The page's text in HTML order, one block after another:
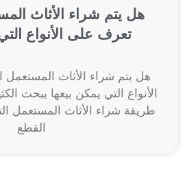
هل يتم شراء الأثاث
تعرف على الأنواع
هل يتم شراء الأثاث
الأنواع التي يمكن بيعها يبحث
طريقة شراء الأثاث المستعمل
القطع